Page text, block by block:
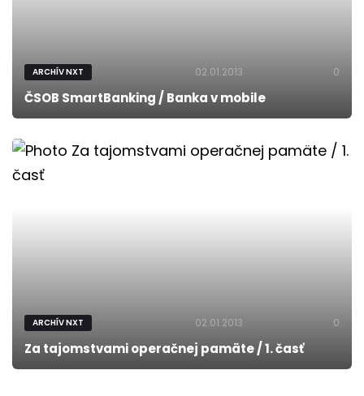
ARCHÍV NXT 02.01.2013 0
ČSOB SmartBanking / Banka v mobile
ARCHÍV NXT 02.01.2013 0
Za tajomstvami operačnej pamäte / 1. časť